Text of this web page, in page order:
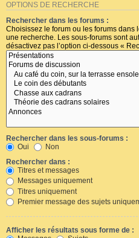
OPTIONS DE RECHERCHE
Rechercher dans les forums :
Choisissez le forum ou les forums dans
une recherche. Les sous-forums sont
désactivez pas l’option ci-dessous «
Rechercher dans les sous-forums :
Oui
Non
Rechercher dans :
Titres et messages
Messages uniquement
Titres uniquement
Premier message des sujets
Afficher les résultats sous forme de :